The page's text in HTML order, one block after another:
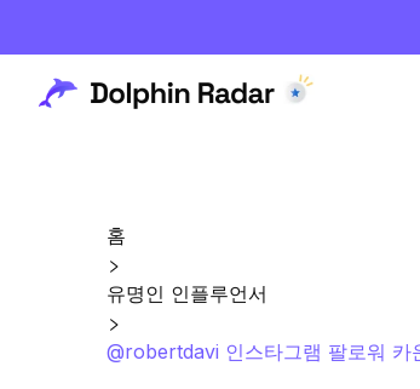
홈
유명인 인플루언서
@robertdavi 인스타그램 팔로워 카